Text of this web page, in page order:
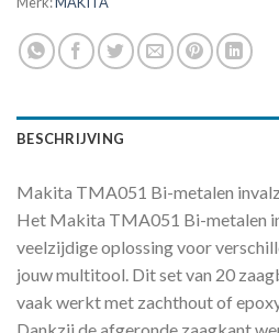
BESCHRIJVING
Makita TMA051 Bi-metalen
Het Makita TMA051 Bi-metalen
veelzijdige oplossing voor
jouw multitool. Dit set van 20
vaak werkt met zachthout of